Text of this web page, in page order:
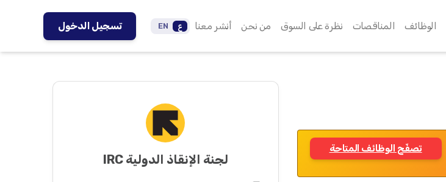
الوظائف المناقصات نظرة على السوق من نحن أنشر معنا ع EN تسجيل الدخول
تصفّح الوظائف المتاحة
لجنة الإنقاذ الدولية IRC